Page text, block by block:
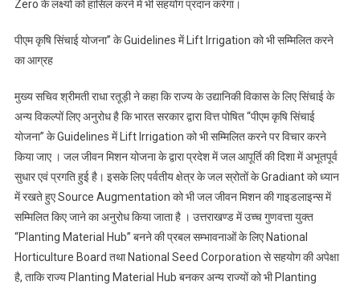
Zero के लक्ष्यों को हासिल करने में भी सहयोग प्रदान करेगा।
पीएम कृषि सिंचाई योजना” के Guidelines में Lift Irrigation को भी सम्मिलित करने
का आग्रह
मुख्य सचिव श्रीमती राधा रतूड़ी ने कहा कि राज्य के उद्यानिकी विकास के लिए सिंचाई के
अन्य विकल्पों लिए अनुरोध है कि भारत सरकार द्वारा वित्त पोषित “पीएम कृषि सिंचाई
योजना” के Guidelines में Lift Irrigation को भी सम्मिलित करने पर विचार करने
किया जाए । जल जीवन मिशन योजना के द्वारा प्रदेश में जल आपूर्ति की दिशा में अभूतपूर्व
सुधार एवं प्रगति हुई है। इसके लिए पर्वतीय क्षेत्र के जल स्रोतों के Gradiant को ध्यान
में रखते हुए Source Augmentation को भी जल जीवन मिशन की गाइडलाइन्स में
सम्मिलित किए जाने का अनुरोध किया जाता है । उत्तराखण्ड में उच्च गुणवत्ता युक्त
“Planting Material Hub” बनने की प्रबल सम्भावनाओं के लिए National
Horticulture Board तथा National Seed Corporation से सहयोग की अपेक्षा
है, ताकि राज्य Planting Material Hub बनकर अन्य राज्यों को भी Planting